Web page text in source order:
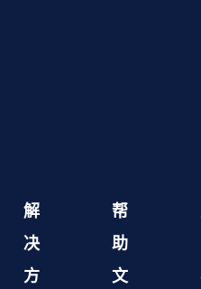
解
决
方
帮
助
文